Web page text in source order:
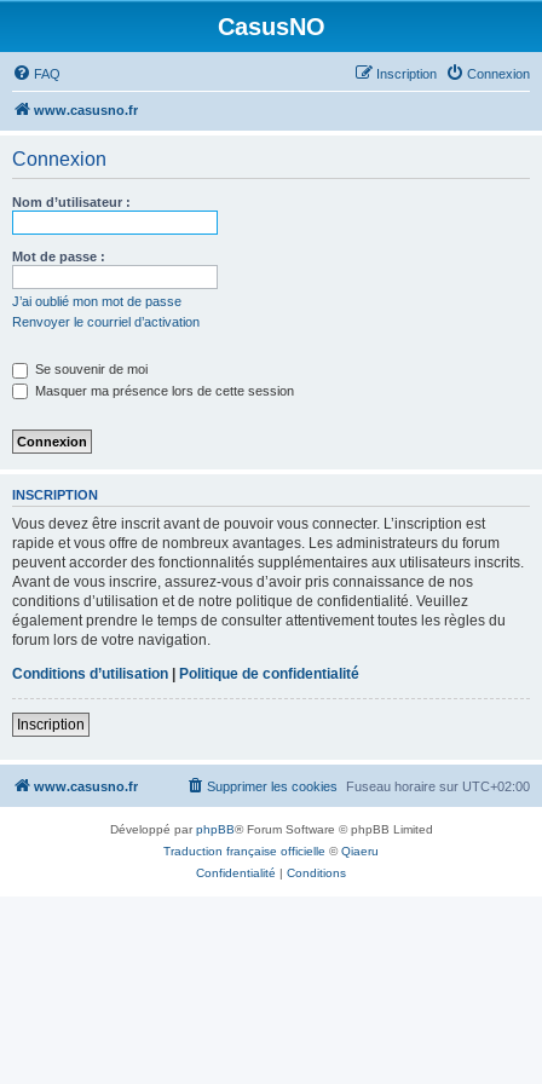
CasusNO
FAQ Connexion
Inscription
www.casusno.fr
Connexion
Nom d’utilisateur :
Mot de passe :
J’ai oublié mon mot de passe
Renvoyer le courriel d’activation
Se souvenir de moi
Masquer ma présence lors de cette session
INSCRIPTION
Vous devez être inscrit avant de pouvoir vous connecter. L’inscription est
rapide et vous offre de nombreux avantages. Les administrateurs du forum
peuvent accorder des fonctionnalités supplémentaires aux utilisateurs inscrits.
Avant de vous inscrire, assurez-vous d’avoir pris connaissance de nos
conditions d’utilisation et de notre politique de confidentialité. Veuillez
également prendre le temps de consulter attentivement toutes les règles du
forum lors de votre navigation.
Conditions d’utilisation | Politique de confidentialité
Inscription
www.casusno.fr Fuseau horaire sur UTC+02:00
Supprimer les cookies
Développé parphpBB® Forum Software © phpBB Limited
Traduction française officielle ©Qiaeru
Confidentialité | Conditions